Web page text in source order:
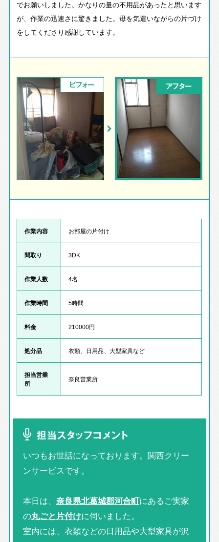
でお願いしました。かなりの量の不用品があったと思います
が、作業の迅速さに驚きました。母を気遣いながらの片づけ
をしてくださり感謝しています。
ビフォー アフター
作業内容 お部屋の片付け
間取り 3DK
作業人数 4名
作業時間 5時間
料金 210000円
処分品 衣類、日用品、大型家具など
担当営業
所
奈良営業所
担当スタッフコメント
いつもお世話になっております。関西クリー
ンサービスです。
本日は、 奈良県北葛城郡河合町にあるご実家
の丸ごと片付けに伺いました。
室内には、衣類などの日用品や大型家具が沢